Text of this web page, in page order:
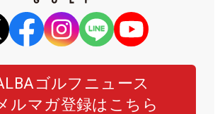
ゴルフニュース
ルマガ登録はこちら